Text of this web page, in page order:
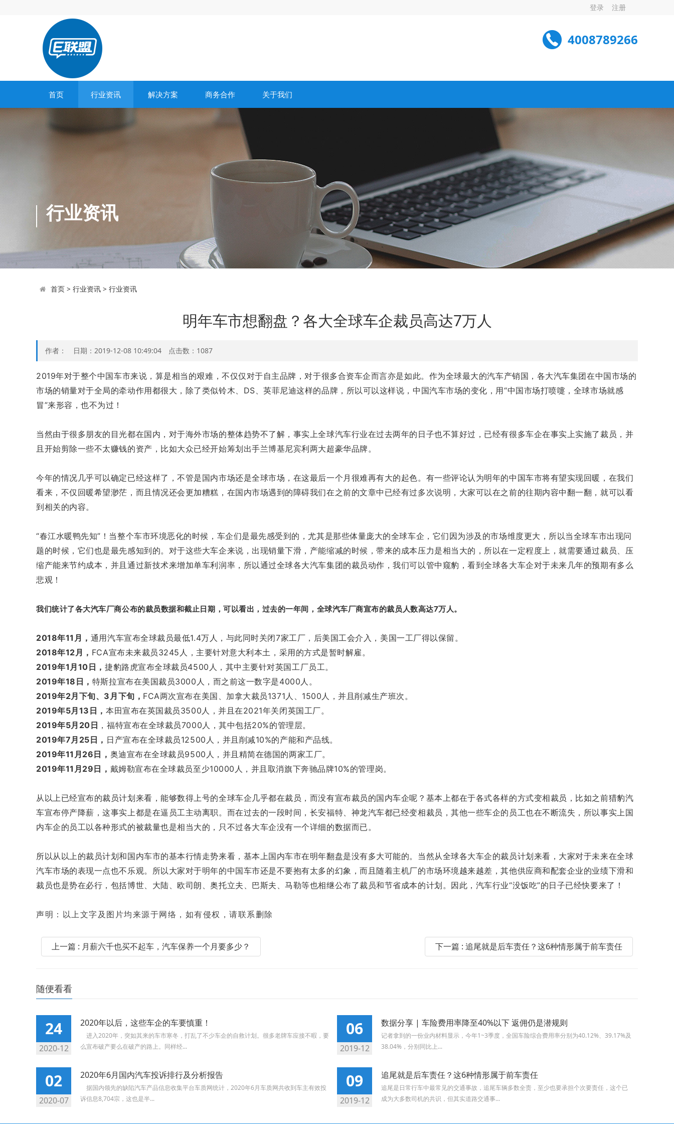
登录 注册
4008789266
首页 行业资讯 解决方案 商务合作 关于我们
行业资讯
首页> 行业资讯> 行业资讯
明年车市想翻盘？各大全球车企裁员高达7万人
作者： 日期：2019-12-08 10:49:04 点击数： 1087
2019年对于整个中国车市来说，算是相当的艰难，不仅仅对于自主品牌，对于很多合资车企而言亦是如此。作为全球最大的汽车产销国，各大汽车集团在中国市场的
市场的销量对于全局的牵动作用都很大，除了类似铃木、DS、英菲尼迪这样的品牌，所以可以这样说，中国汽车市场的变化，用“中国市场打喷嚏，全球市场就感
冒”来形容，也不为过！
当然由于很多朋友的目光都在国内，对于海外市场的整体趋势不了解，事实上全球汽车行业在过去两年的日子也不算好过，已经有很多车企在事实上实施了裁员，并
且开始剪除一些不太赚钱的资产，比如大众已经开始筹划出手兰博基尼宾利两大超豪华品牌。
今年的情况几乎可以确定已经这样了，不管是国内市场还是全球市场，在这最后一个月很难再有大的起色。有一些评论认为明年的中国车市将有望实现回暖，在我们
看来，不仅回暖希望渺茫，而且情况还会更加糟糕，在国内市场遇到的障碍我们在之前的文章中已经有过多次说明，大家可以在之前的往期内容中翻一翻，就可以看
到相关的内容。
“春江水暖鸭先知”！当整个车市环境恶化的时候，车企们是最先感受到的，尤其是那些体量庞大的全球车企，它们因为涉及的市场维度更大，所以当全球车市出现问
题的时候，它们也是最先感知到的。对于这些大车企来说，出现销量下滑，产能缩减的时候，带来的成本压力是相当大的，所以在一定程度上，就需要通过裁员、压
缩产能来节约成本，并且通过新技术来增加单车利润率，所以通过全球各大汽车集团的裁员动作，我们可以管中窥豹，看到全球各大车企对于未来几年的预期有多么
悲观！
我们统计了各大汽车厂商公布的裁员数据和截止日期，可以看出，过去的一年间，全球汽车厂商宣布的裁员人数高达7万人。
2018年11月， 通用汽车宣布全球裁员最低1.4万人，与此同时关闭7家工厂，后美国工会介入，美国一工厂得以保留。
2018年12月， FCA宣布未来裁员3245人，主要针对意大利本土，采用的方式是暂时解雇。
2019年1月10日， 捷豹路虎宣布全球裁员4500人，其中主要针对英国工厂员工。
2019年18日， 特斯拉宣布在美国裁员3000人，而之前这一数字是4000人。
2019年2月下旬、3月下旬， FCA两次宣布在美国、加拿大裁员1371人、1500人，并且削减生产班次。
2019年5月13日， 本田宣布在英国裁员3500人，并且在2021年关闭英国工厂。
2019年5月20日 ，福特宣布在全球裁员7000人，其中包括20%的管理层。
2019年7月25日， 日产宣布在全球裁员12500人，并且削减10%的产能和产品线。
2019年11月26日， 奥迪宣布在全球裁员9500人，并且精简在德国的两家工厂。
2019年11月29日， 戴姆勒宣布在全球裁员至少10000人，并且取消旗下奔驰品牌10%的管理岗。
从以上已经宣布的裁员计划来看，能够数得上号的全球车企几乎都在裁员，而没有宣布裁员的国内车企呢？基本上都在于各式各样的方式变相裁员，比如之前猎豹汽
车宣布停产降薪，这事实上都是在逼员工主动离职。而在过去的一段时间，长安福特、神龙汽车都已经变相裁员，其他一些车企的员工也在不断流失，所以事实上国
内车企的员工以各种形式的被裁量也是相当大的，只不过各大车企没有一个详细的数据而已。
所以从以上的裁员计划和国内车市的基本行情走势来看，基本上国内车市在明年翻盘是没有多大可能的。当然从全球各大车企的裁员计划来看，大家对于未来在全球
汽车市场的表现一点也不乐观。所以大家对于明年的中国车市还是不要抱有太多的幻象，而且随着主机厂的市场环境越来越差，其他供应商和配套企业的业绩下滑和
裁员也是势在必行，包括博世、大陆、欧司朗、奥托立夫、巴斯夫、马勒等也相继公布了裁员和节省成本的计划。因此，汽车行业“没饭吃”的日子已经快要来了！
声明：以上文字及图片均来源于网络，如有侵权，请联系删除
上一篇 : 月薪六千也买不起车，汽车保养一个月要多少？ 下一篇 : 追尾就是后车责任？这6种情形属于前车责任
随便看看
24
2020-12
2020年以后，这些车企的车要慎重！
进入2020年，突如其来的车市寒冬，打乱了不少车企的自救计划。很多老牌车应接不暇，要
么宣布破产要么在破产的路上。同样经...
06
2019-12
数据分享 | 车险费用率降至40%以下 返佣仍是潜规则
记者拿到的一份业内材料显示，今年1~3季度，全国车险综合费用率分别为40.12%、39.17%及
38.04%，分别同比上...
02
2020-07
2020年6月国内汽车投诉排行及分析报告
据国内领先的缺陷汽车产品信息收集平台车质网统计，2020年6月车质网共收到车主有效投
诉信息8,704宗，这也是半...
09
2019-12
追尾就是后车责任？这6种情形属于前车责任
追尾是日常行车中最常见的交通事故，追尾车辆多数全责，至少也要承担个次要责任，这个已
成为大多数司机的共识，但其实道路交通事...